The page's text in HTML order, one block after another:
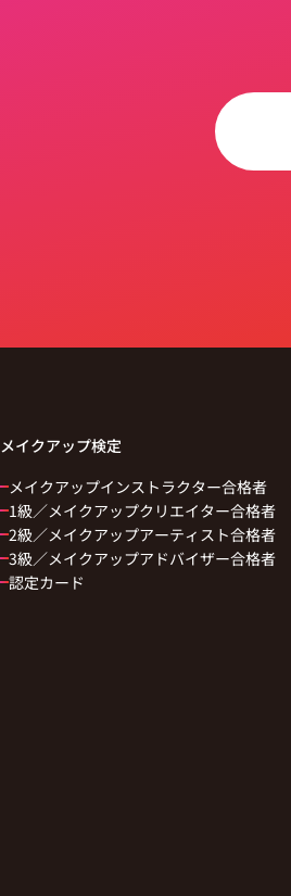
メイクアップ検定
メイクアップインストラクター合格者
1級／メイクアップクリエイター合格者
2級／メイクアップアーティスト合格者
3級／メイクアップアドバイザー合格者
認定カード